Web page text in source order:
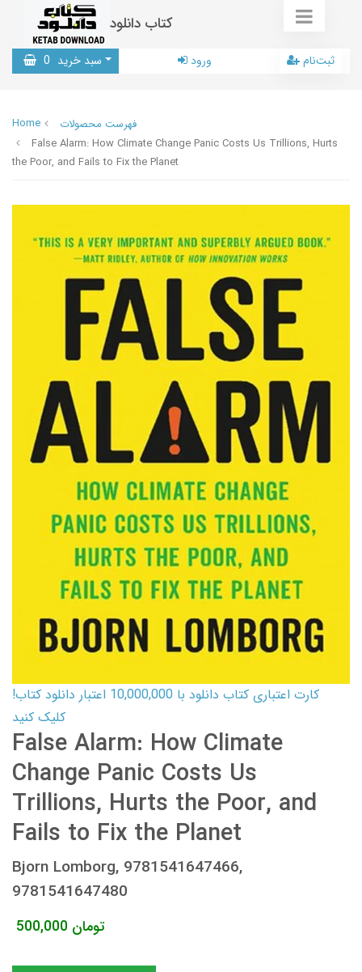
کتاب دانلود
سبد خرید 0 ورود ثبت‌نام
Home
فهرست محصولات
False Alarm: How Climate Change Panic Costs Us Trillions, Hurts
the Poor, and Fails to Fix the Planet
کارت اعتباری کتاب دانلود با 10,000,000 اعتبار دانلود کتاب!
کلیک کنید
False Alarm: How Climate
Change Panic Costs Us
Trillions, Hurts the Poor, and
Fails to Fix the Planet
Bjorn Lomborg, 9781541647466,
9781541647480
500,000 تومان